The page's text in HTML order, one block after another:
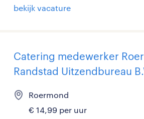
bekijk vacature
Catering medewerker
Randstad Uitzendbureau
Roermond
€ 14,99 per uur